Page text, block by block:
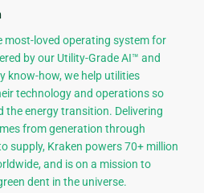
most-loved operating system for
by our Utility-Grade AI™ and
know-how, we help utilities
technology and operations so
the energy transition. Delivering
from generation through
supply, Kraken powers 70+ million
and is on a mission to
dent in the universe.